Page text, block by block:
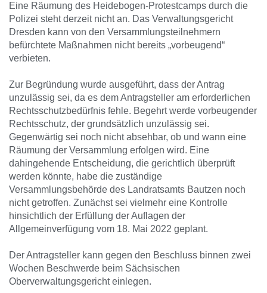
Eine Räumung des Heidebogen-Protestcamps durch die
Polizei steht derzeit nicht an. Das Verwaltungsgericht
Dresden kann von den Versammlungsteilnehmern
befürchtete Maßnahmen nicht bereits „vorbeugend“
verbieten.
Zur Begründung wurde ausgeführt, dass der Antrag
unzulässig sei, da es dem Antragsteller am erforderlichen
Rechtsschutzbedürfnis fehle. Begehrt werde vorbeugender
Rechtsschutz, der grundsätzlich unzulässig sei.
Gegenwärtig sei noch nicht absehbar, ob und wann eine
Räumung der Versammlung erfolgen wird. Eine
dahingehende Entscheidung, die gerichtlich überprüft
werden könnte, habe die zuständige
Versammlungsbehörde des Landratsamts Bautzen noch
nicht getroffen. Zunächst sei vielmehr eine Kontrolle
hinsichtlich der Erfüllung der Auflagen der
Allgemeinverfügung vom 18. Mai 2022 geplant.
Der Antragsteller kann gegen den Beschluss binnen zwei
Wochen Beschwerde beim Sächsischen
Oberverwaltungsgericht einlegen.